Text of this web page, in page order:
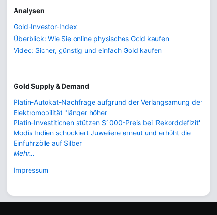
Analysen
Gold-Investor-Index
Überblick: Wie Sie online physisches Gold kaufen
Video: Sicher, günstig und einfach Gold kaufen
Gold Supply & Demand
Platin-Autokat-Nachfrage aufgrund der Verlangsamung der
Elektromobilität "länger höher
Platin-Investitionen stützen $1000-Preis bei 'Rekorddefizit'
Modis Indien schockiert Juweliere erneut und erhöht die
Einfuhrzölle auf Silber
Mehr...
Impressum